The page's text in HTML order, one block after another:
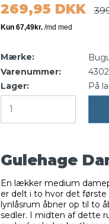
269,95 DKK
Mærke:
Varenummer:
Lager:
På
Gulehage
En lækker medium
er delt i to hvor det
lynlåsrum åbner op til to
sedler. I midten af dette